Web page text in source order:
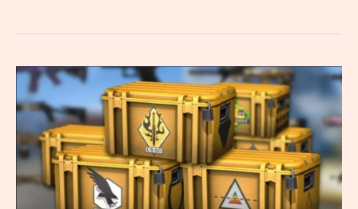
–
виживач
чи
мертва
ММО?
Огляд